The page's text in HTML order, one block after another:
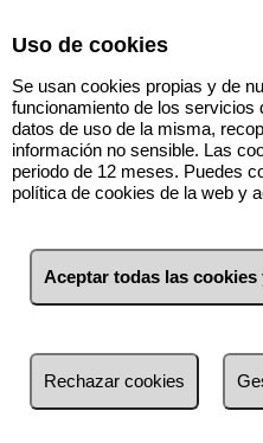
4 Inmuebles
Palmas)
Lista
Menos reciente
Uso de cookies
Se usan cookies propias y de
funcionamiento de los servicios
datos de uso de la misma,
información no sensible. Las
periodo de 12 meses. Puedes
política de cookies de la web y
Aceptar todas las
Rechazar cookies